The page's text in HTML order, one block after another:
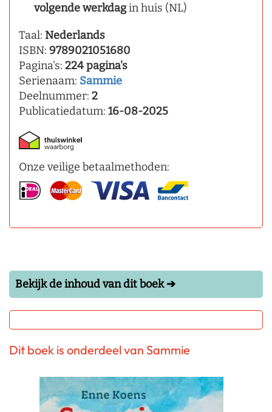
volgende werkdagin huis (NL)
Taal: Nederlands
ISBN: 9789021051680
Pagina's: 224 pagina's
Serienaam: Sammie
Deelnummer: 2
Publicatiedatum: 16-08-2025
Onze veilige betaalmethoden:
Bekijk de inhoud van dit boek ➔
Dit boek is onderdeel van Sammie